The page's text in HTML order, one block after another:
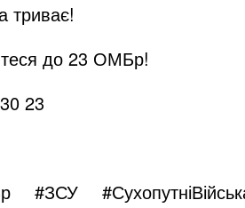
триває!
до 23 ОМБр!
23
#ЗСУ